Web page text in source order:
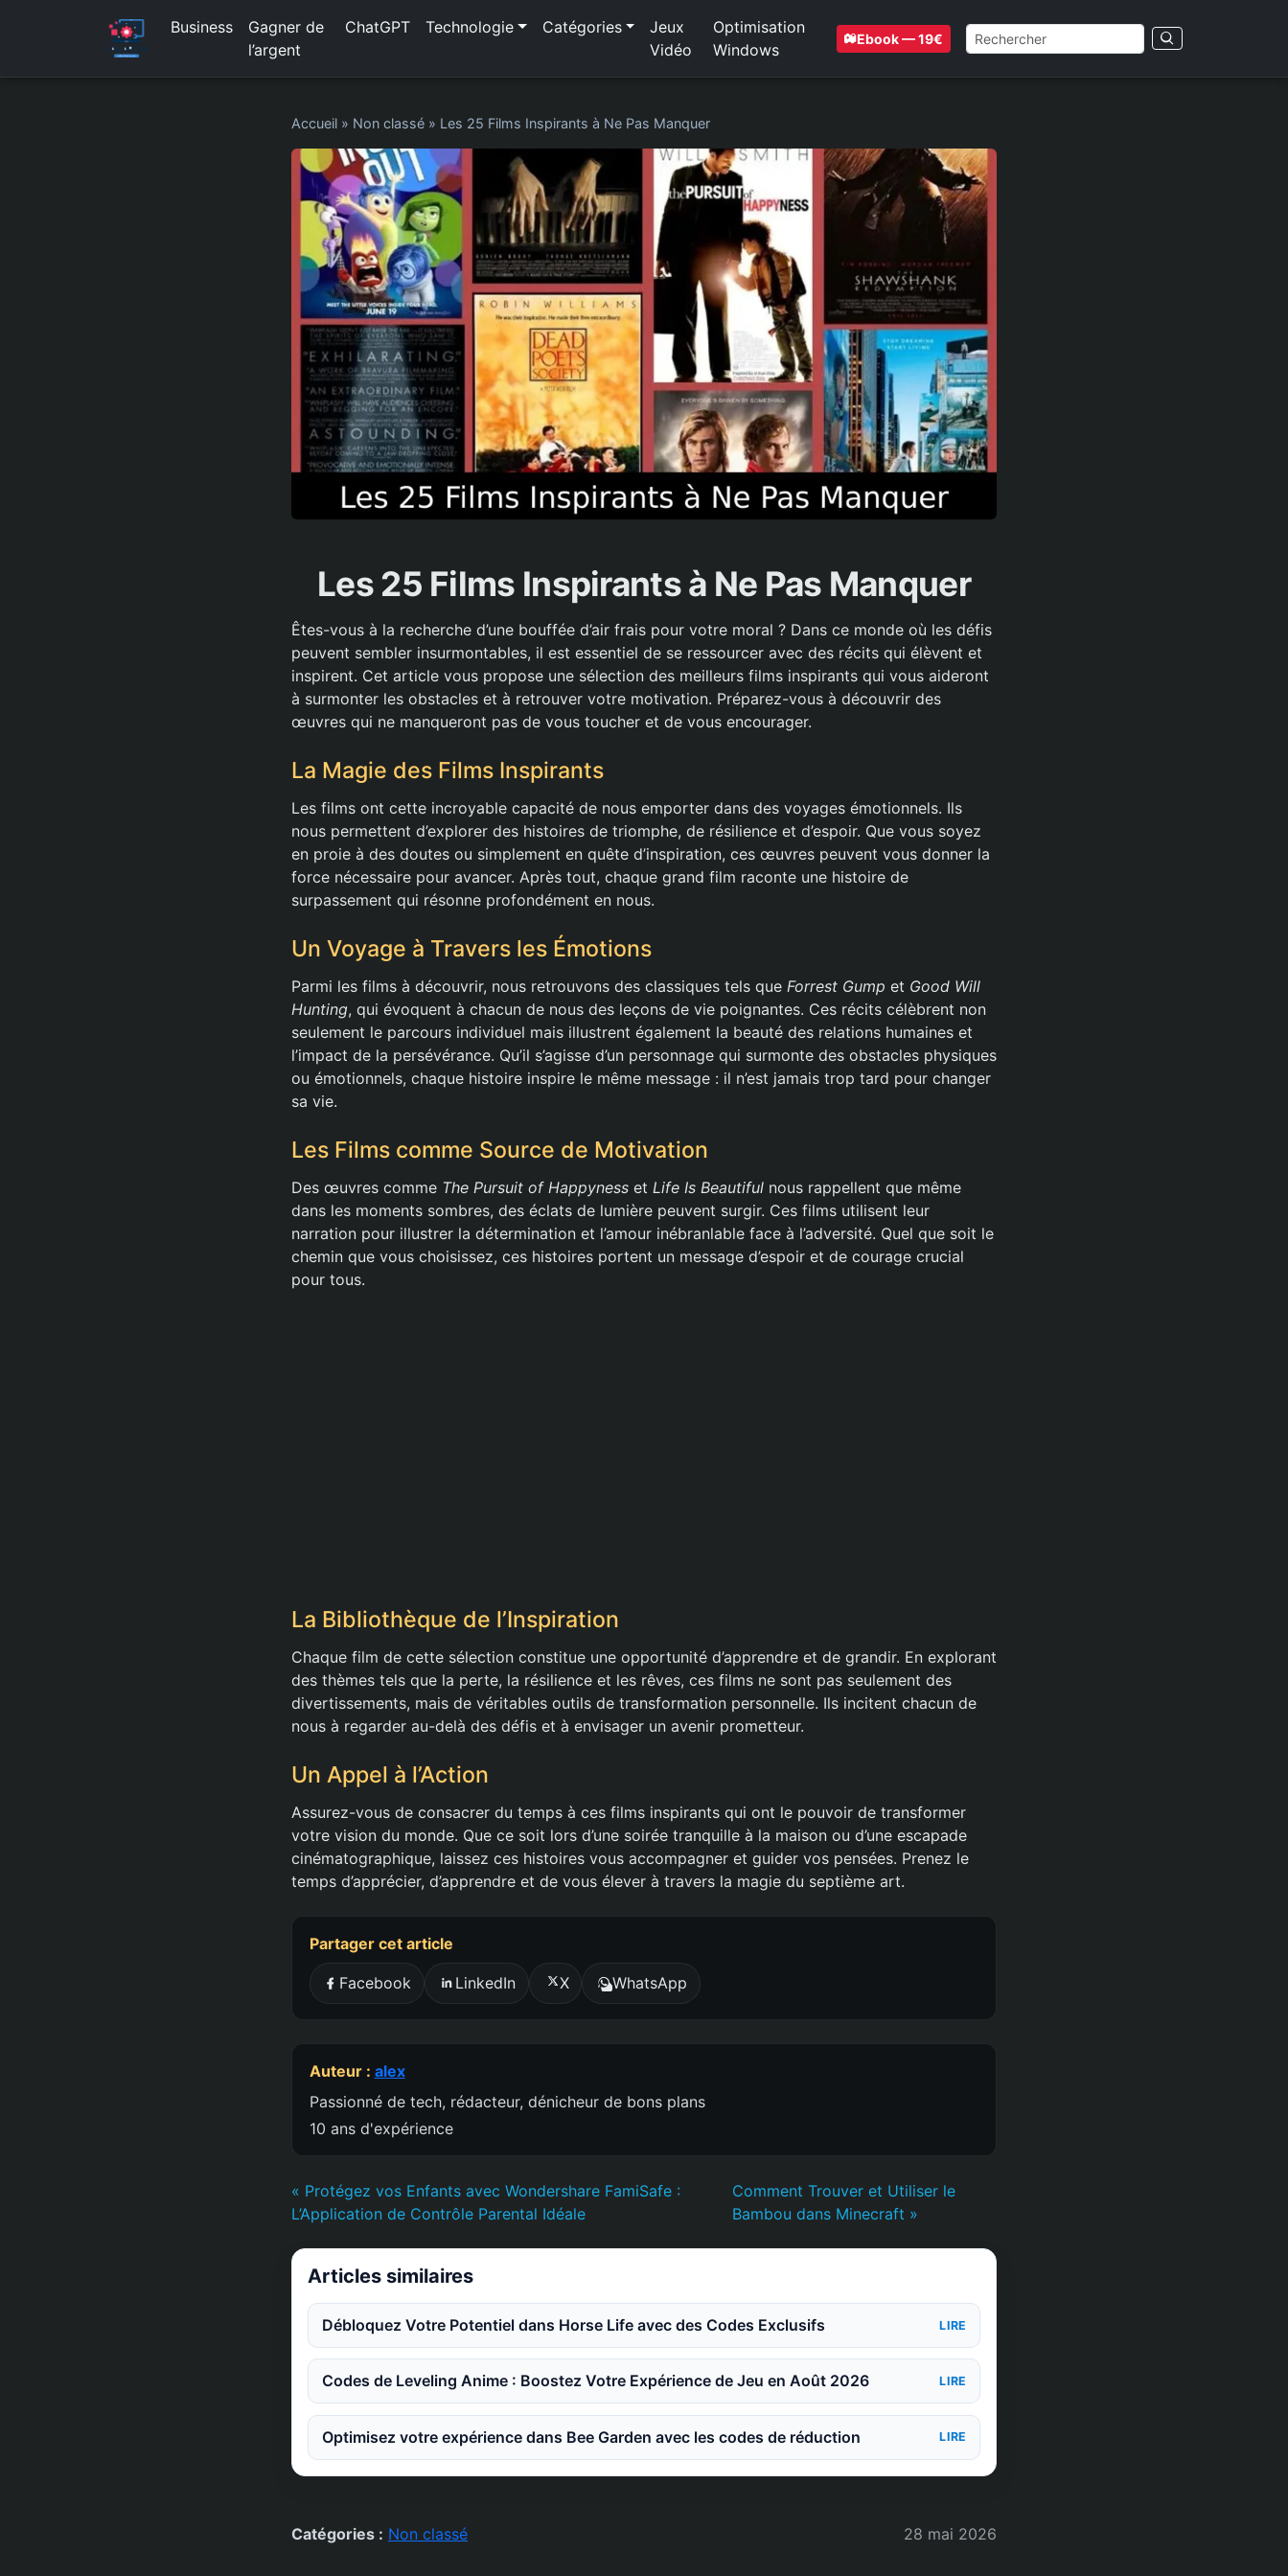
Business
Gagner de
l’argent
ChatGPT Technologie Catégories
Jeux
Vidéo
Optimisation
Windows
Ebook — 19€
Accueil » Non classé » Les 25 Films Inspirants à Ne Pas Manquer
Les 25 Films Inspirants à Ne Pas Manquer
Êtes-vous à la recherche d’une bouffée d’air frais pour votre moral ? Dans ce monde où les défis
peuvent sembler insurmontables, il est essentiel de se ressourcer avec des récits qui élèvent et
inspirent. Cet article vous propose une sélection des meilleurs films inspirants qui vous aideront
à surmonter les obstacles et à retrouver votre motivation. Préparez-vous à découvrir des
œuvres qui ne manqueront pas de vous toucher et de vous encourager.
La Magie des Films Inspirants
Les films ont cette incroyable capacité de nous emporter dans des voyages émotionnels. Ils
nous permettent d’explorer des histoires de triomphe, de résilience et d’espoir. Que vous soyez
en proie à des doutes ou simplement en quête d’inspiration, ces œuvres peuvent vous donner la
force nécessaire pour avancer. Après tout, chaque grand film raconte une histoire de
surpassement qui résonne profondément en nous.
Un Voyage à Travers les Émotions
Parmi les films à découvrir, nous retrouvons des classiques tels que Forrest Gump et Good Will
Hunting, qui évoquent à chacun de nous des leçons de vie poignantes. Ces récits célèbrent non
seulement le parcours individuel mais illustrent également la beauté des relations humaines et
l’impact de la persévérance. Qu’il s’agisse d’un personnage qui surmonte des obstacles physiques
ou émotionnels, chaque histoire inspire le même message : il n’est jamais trop tard pour changer
sa vie.
Les Films comme Source de Motivation
Des œuvres comme The Pursuit of Happyness et Life Is Beautiful nous rappellent que même
dans les moments sombres, des éclats de lumière peuvent surgir. Ces films utilisent leur
narration pour illustrer la détermination et l’amour inébranlable face à l’adversité. Quel que soit le
chemin que vous choisissez, ces histoires portent un message d’espoir et de courage crucial
pour tous.
La Bibliothèque de l’Inspiration
Chaque film de cette sélection constitue une opportunité d’apprendre et de grandir. En explorant
des thèmes tels que la perte, la résilience et les rêves, ces films ne sont pas seulement des
divertissements, mais de véritables outils de transformation personnelle. Ils incitent chacun de
nous à regarder au-delà des défis et à envisager un avenir prometteur.
Un Appel à l’Action
Assurez-vous de consacrer du temps à ces films inspirants qui ont le pouvoir de transformer
votre vision du monde. Que ce soit lors d’une soirée tranquille à la maison ou d’une escapade
cinématographique, laissez ces histoires vous accompagner et guider vos pensées. Prenez le
temps d’apprécier, d’apprendre et de vous élever à travers la magie du septième art.
Partager cet article
Facebook LinkedIn X WhatsApp
Auteur : alex
Passionné de tech, rédacteur, dénicheur de bons plans
10 ans d'expérience
« Protégez vos Enfants avec Wondershare FamiSafe :
L’Application de Contrôle Parental Idéale
Comment Trouver et Utiliser le
Bambou dans Minecraft »
Articles similaires
Débloquez Votre Potentiel dans Horse Life avec des Codes Exclusifs LIRE
Codes de Leveling Anime : Boostez Votre Expérience de Jeu en Août 2026 LIRE
Optimisez votre expérience dans Bee Garden avec les codes de réduction LIRE
Catégories : Non classé 28 mai 2026